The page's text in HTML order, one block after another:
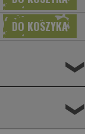
❮
❮